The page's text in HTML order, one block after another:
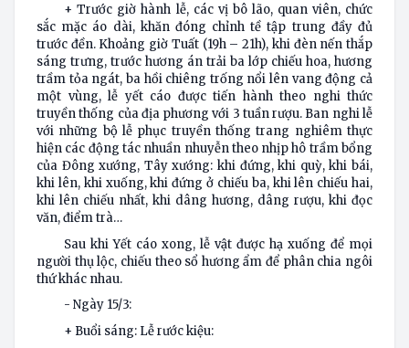
+ Trước giờ hành lễ, các vị bô lão, quan viên, chức
sắc mặc áo dài, khăn đóng chỉnh tề tập trung đầy đủ
trước đền. Khoảng giờ Tuất (19h – 21h), khi đèn nến thắp
sáng trưng, trước hương án trải ba lớp chiếu hoa, hương
trầm tỏa ngát, ba hồi chiêng trống nổi lên vang động cả
một vùng, lễ yết cáo được tiến hành theo nghi thức
truyền thống của địa phương với 3 tuần rượu. Ban nghi lễ
với những bộ lễ phục truyền thống trang nghiêm thực
hiện các động tác nhuần nhuyễn theo nhịp hô trầm bổng
của Đông xướng, Tây xướng: khi đứng, khi quỳ, khi bái,
khi lên, khi xuống, khi đứng ở chiếu ba, khi lên chiếu hai,
khi lên chiếu nhất, khi dâng hương, dâng rượu, khi đọc
văn, điểm trà…
Sau khi Yết cáo xong, lễ vật được hạ xuống để mọi
người thụ lộc, chiếu theo sổ hương ẩm để phân chia ngôi
thứ khác nhau.
- Ngày 15/3:
+ Buổi sáng: Lễ rước kiệu: